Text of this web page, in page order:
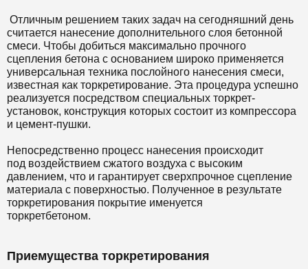
Отличным решением таких задач на сегодняшний день
считается нанесение дополнительного слоя бетонной
смеси. Чтобы добиться максимально прочного
сцепления бетона с основанием широко применяется
универсальная техника послойного нанесения смеси,
известная как торкретирование. Эта процедура успешно
реализуется посредством специальных торкрет-
установок, конструкция которых состоит из компрессора
и цемент-пушки.
Непосредственно процесс нанесения происходит
под воздействием сжатого воздуха с высоким
давлением, что и гарантирует сверхпрочное сцепление
материала с поверхностью. Полученное в результате
торкретирования покрытие именуется
торкретбетоном.
Приемущества торкретирования